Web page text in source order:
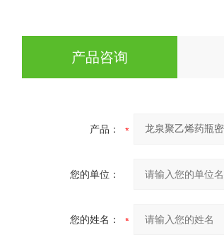
产品咨询
产品：
您的单位：
您的姓名：